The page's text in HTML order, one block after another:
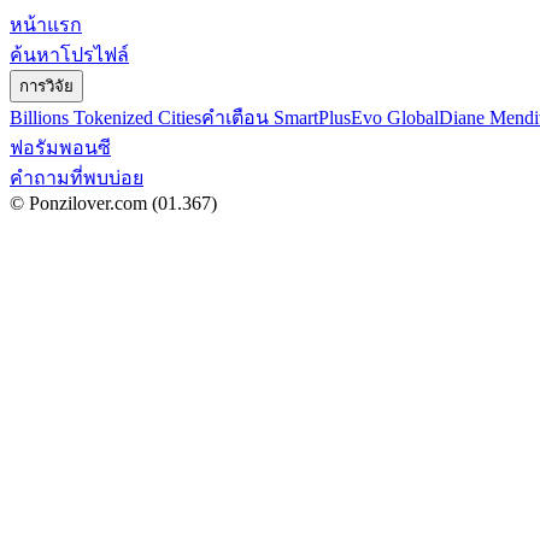
หน้าแรก
ค้นหาโปรไฟล์
การวิจัย
Billions Tokenized Citiesคำเตือน SmartPlusEvo GlobalDiane
ฟอรัมพอนซี
คำถามที่พบบ่อย
© Ponzilover.com (01.367)